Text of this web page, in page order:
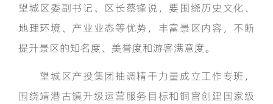
望城区委副书记、区长蔡锋说，要围绕历史文化、
地理环境、产业业态等优势，丰富景区内容，不断
提升景区的知名度、美誉度和游客满意度。
望城区产投集团抽调精干力量成立工作专班，
围绕靖港古镇升级运营服务目标和铜官创建国家级